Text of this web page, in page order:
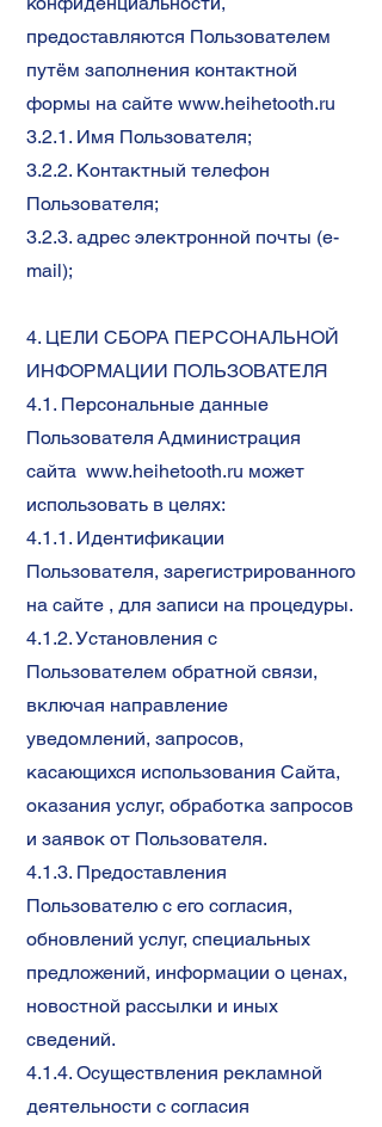
предоставляются Пользователем
путём заполнения контактной
формы на сайте www.heihetooth.ru
3.2.1. Имя Пользователя;
3.2.2. Контактный телефон
Пользователя;
3.2.3. адрес электронной почты (e-
mail);
4. ЦЕЛИ СБОРА ПЕРСОНАЛЬНОЙ
ИНФОРМАЦИИ ПОЛЬЗОВАТЕЛЯ
4.1. Персональные данные
Пользователя Администрация
сайта www.heihetooth.ru может
использовать в целях:
4.1.1. Идентификации
Пользователя, зарегистрированного
на сайте , для записи на процедуры.
4.1.2. Установления с
Пользователем обратной связи,
включая направление
уведомлений, запросов,
касающихся использования Сайта,
оказания услуг, обработка запросов
и заявок от Пользователя.
4.1.3. Предоставления
Пользователю с его согласия,
обновлений услуг, специальных
предложений, информации о ценах,
новостной рассылки и иных
сведений.
4.1.4. Осуществления рекламной
деятельности с согласия